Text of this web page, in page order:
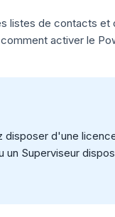
listes de contacts et
activer le
d'une
Superviseur